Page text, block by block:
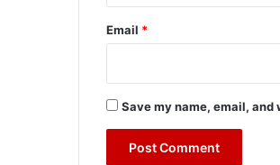
Email *
Save my name, email,